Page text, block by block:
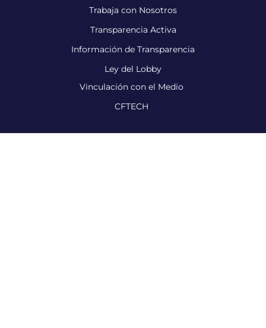
Trabaja con Nosotros
Transparencia Activa
Información de Transparencia
Ley del Lobby
Vinculación con el Medio
CFTECH